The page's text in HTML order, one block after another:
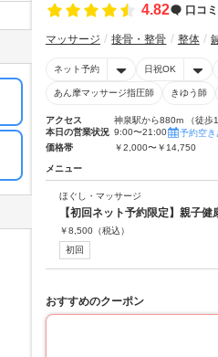
4.82 口コミ
マッサージ 接骨・整骨 整体
ネット予約 日祝OK
あん摩マッサージ指圧師 きゆう師
アクセス
神泉駅から880m （徒歩
本日の営業状況 9:00〜21:00
予約空き
価格帯
￥2,000〜￥14,750
メニュー
ほぐし・マッサージ
【初回ネット予約限定】親子
￥8,500 （税込）
初回
おすすめのクーポン